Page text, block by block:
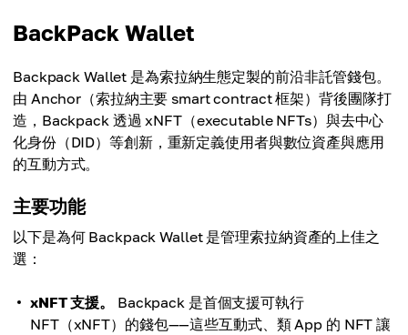
BackPack Wallet
Backpack Wallet 是為索拉納生態定製的前沿非託管錢包。
由 Anchor（索拉納主要 smart contract 框架）背後團隊打
造，Backpack 透過 xNFT（executable NFTs）與去中心
化身份（DID）等創新，重新定義使用者與數位資產與應用
的互動方式。
主要功能
以下是為何 Backpack Wallet 是管理索拉納資產的上佳之
選：
xNFT 支援。
Backpack 是首個支援可執行
NFT（xNFT）的錢包——這些互動式、類 App 的 NFT 讓